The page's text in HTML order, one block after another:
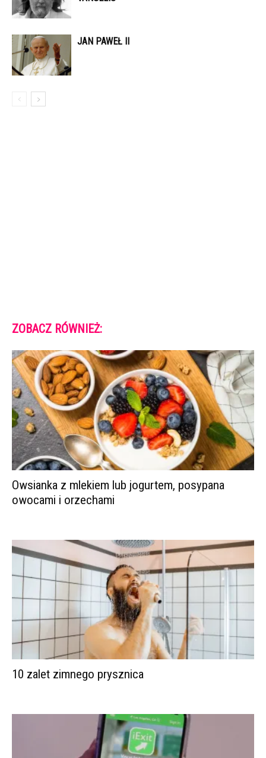
JAN PAWEŁ II
ZOBACZ RÓWNIEŻ:
Owsianka z mlekiem lub jogurtem, posypana
owocami i orzechami
10 zalet zimnego prysznica